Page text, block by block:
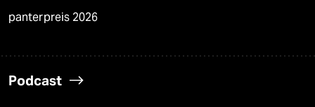
panterpreis 2026
Podcast